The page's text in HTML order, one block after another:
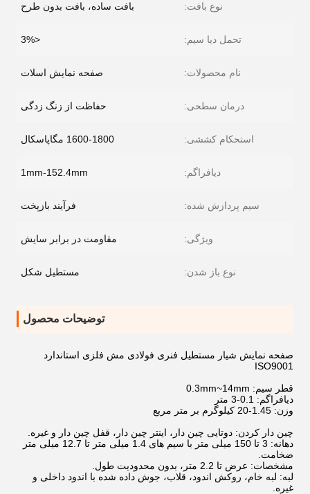
نوع بافت: بافت ساده، بافت بدون طرح
تحمل دیا سیم: <3%
نام محصولات: صفحه نمایش اسلات
درمان سطحی: حفاظت از زنگ زدگی
استحکام کششی: 1600-1800 مگاپاسکال
دیافراگم: 1mm-152.4mm
سیم پردازش شده: فرآیند بازپخت
ویژگی: مقاومت در برابر سایش
نوع باز شدن: مستطیل شکل
توضیحات محصول
صفحه نمایش شیار مستطیل فنری فولادی مش فلزی استاندارد
ISO9001
قطر سیم: 0.3mm~14mm
دیافراگم: 0.1-3 متر
وزن: 1.45-20 کیلوگرم بر متر مربع
چین دار کردن: دوتایی چین دار، اینتر چین دار، قفل چین دار و غیره.
دهانه: 3 تا 150 میلی متر با سیم های 1.4 میلی متر تا 12.7 میلی متر
ضخامت.
مشخصات: عرض تا 2.2 متر، بدون محدودیت طول.
لبه: لبه خام، روکش اندود، قلاب، جوش داده شده با اندود داخلی و
غیره.